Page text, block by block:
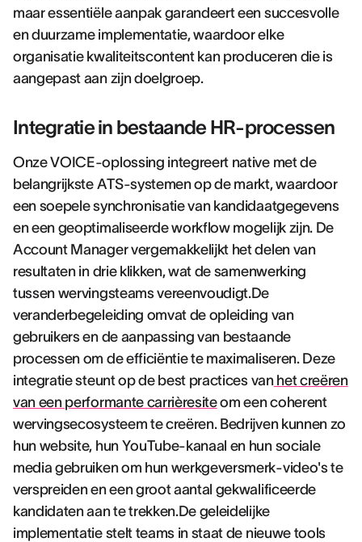
maar essentiële aanpak garandeert een succesvolle
en duurzame implementatie, waardoor elke
organisatie kwaliteitscontent kan produceren die is
aangepast aan zijn doelgroep.
Integratie in bestaande HR-processen
Onze VOICE-oplossing integreert native met de
belangrijkste ATS-systemen op de markt, waardoor
een soepele synchronisatie van kandidaatgegevens
en een geoptimaliseerde workflow mogelijk zijn. De
Account Manager vergemakkelijkt het delen van
resultaten in drie klikken, wat de samenwerking
tussen wervingsteams vereenvoudigt.De
veranderbegeleiding omvat de opleiding van
gebruikers en de aanpassing van bestaande
processen om de efficiëntie te maximaliseren. Deze
integratie steunt op de best practices vanhet creëren
van een performante carrièresiteom een coherent
wervingsecosysteem te creëren. Bedrijven kunnen zo
hun website, hun YouTube-kanaal en hun sociale
media gebruiken om hun werkgeversmerk-video's te
verspreiden en een groot aantal gekwalificeerde
kandidaten aan te trekken.De geleidelijke
implementatie stelt teams in staat de nieuwe tools